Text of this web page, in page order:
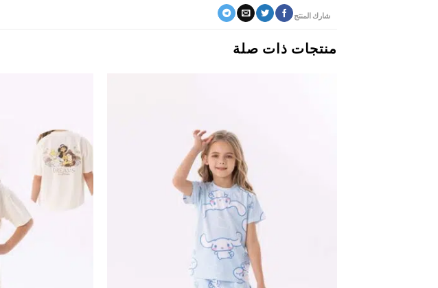
شارك المنتج
منتجات ذات صلة